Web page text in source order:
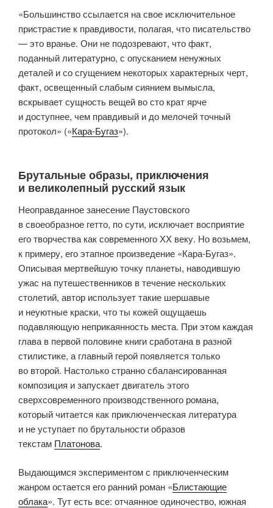
«Большинство ссылается на свое исключительное
пристрастие к правдивости, полагая, что писательство
— это вранье. Они не подозревают, что факт,
поданный литературно, с опусканием ненужных
деталей и со сгущением некоторых характерных черт,
факт, освещенный слабым сиянием вымысла,
вскрывает сущность вещей во сто крат ярче
и доступнее, чем правдивый и до мелочей точный
протокол» («Кара-Бугаз»).
Брутальные образы, приключения
и великолепный русский язык
Неоправданное занесение Паустовского
в своеобразное гетто, по сути, исключает восприятие
его творчества как современного ХХ веку. Но возьмем,
к примеру, его этапное произведение «Кара-Бугаз».
Описывая мертвейшую точку планеты, наводившую
ужас на путешественников в течение нескольких
столетий, автор использует такие шершавые
и неуютные краски, что ты кожей ощущаешь
подавляющую неприкаянность места. При этом каждая
глава в первой половине книги сработана в разной
стилистике, а главный герой появляется только
во второй. Настолько странно сбалансированная
композиция и запускает двигатель этого
сверхсовременного производственного романа,
который читается как приключенческая литература
и не уступает по брутальности образов
текстам Платонова.
Выдающимся экспериментом с приключенческим
жанром остается его ранний роман «Блистающие
облака». Тут есть все: отчаянное одиночество, южная